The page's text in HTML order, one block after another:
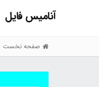
آنامیس فایل
صفحه نخست